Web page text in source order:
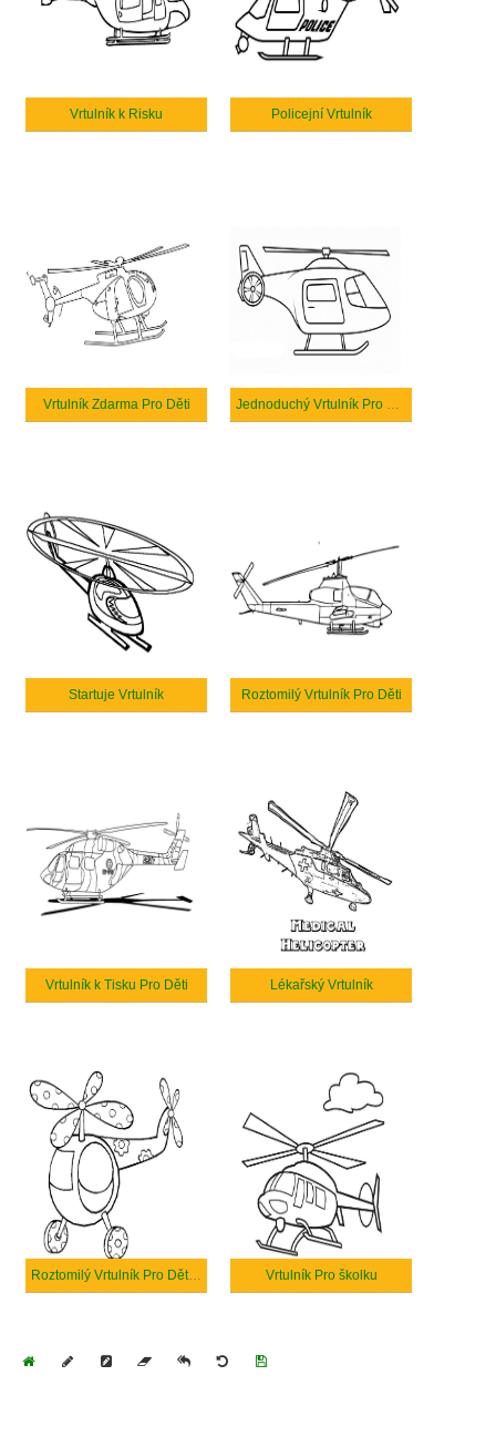
Vrtulník k Risku Policejní Vrtulník
Vrtulník Zdarma Pro Děti Jednoduchý Vrtulník Pro Tisk
Startuje Vrtulník Roztomilý Vrtulník Pro Děti
Vrtulník k Tisku Pro Děti Lékařský Vrtulník
Roztomilý Vrtulník Pro Děti k Tisku Vrtulník Pro školku